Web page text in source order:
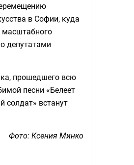
в Софии, куда
масштабного
депутатами
прошедшего всю
песни «Белеет
солдат» встанут
Фото: Ксения Минко